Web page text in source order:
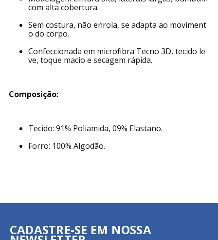
com alta cobertura.
Sem costura, não enrola, se adapta ao moviment
o do corpo.
Confeccionada em microfibra Tecno 3D, tecido le
ve, toque macio e secagem rápida.
Composição:
Tecido: 91% Poliamida, 09% Elastano.
Forro: 100% Algodão.
CADASTRE-SE EM NOSSA